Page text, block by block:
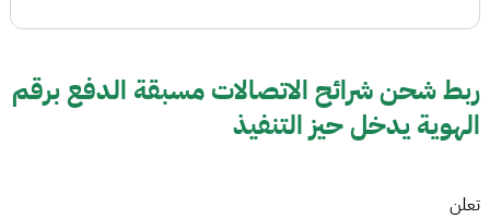
ربط شحن شرائح الاتصالات مسبقة الدفع برقم
الهوية يدخل حيز التنفيذ
تعلن